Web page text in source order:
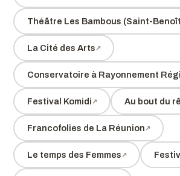
Théâtre Les Bambous (Saint-
La Cité des Arts
Conservatoire à Rayonnement
Festival Komidi Au bout du
Francofolies de La Réunion
Le temps des Femmes